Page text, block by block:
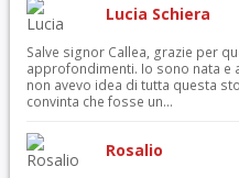
Lucia Schiera
Salve signor Callea, grazie per
approfondimenti. Io sono nata e
non avevo idea di tutta questa
convinta che fosse un...
Rosalio